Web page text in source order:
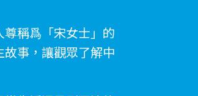
尊稱爲「宋女士」的
事，讓觀眾了解中